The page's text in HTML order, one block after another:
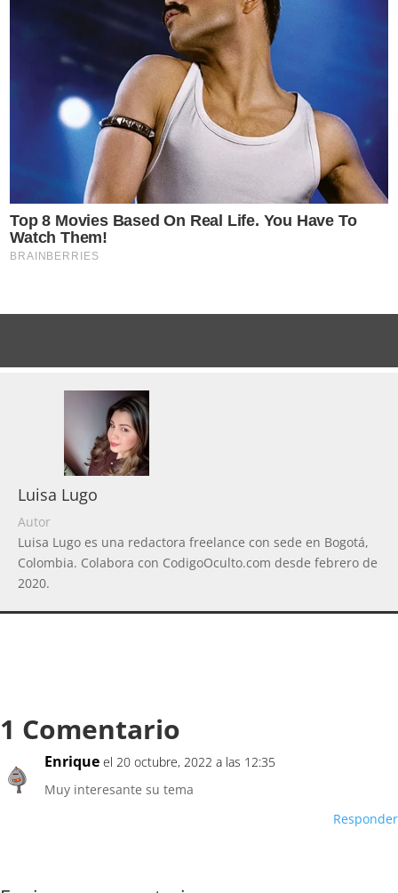
Luisa Lugo
Autor
Luisa Lugo es una redactora freelance con sede en Bogotá,
Colombia. Colabora con CodigoOculto.com desde febrero de
2020.
1 Comentario
Enrique el 20 octubre, 2022 a las 12:35
Muy interesante su tema
Responder